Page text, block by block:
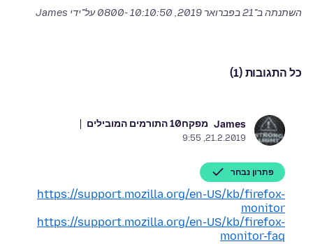
השתנתה ב־21 בפברואר 2019, 10:10:50 -0800 על־ידי James
כל התגובות (1)
James מפקח10 התורמים המובילים
21.2.2019, 9:55
פתרון נבחר
https://support.mozilla.org/en-US/kb/firefox-
monitor
https://support.mozilla.org/en-US/kb/firefox-
monitor-faq